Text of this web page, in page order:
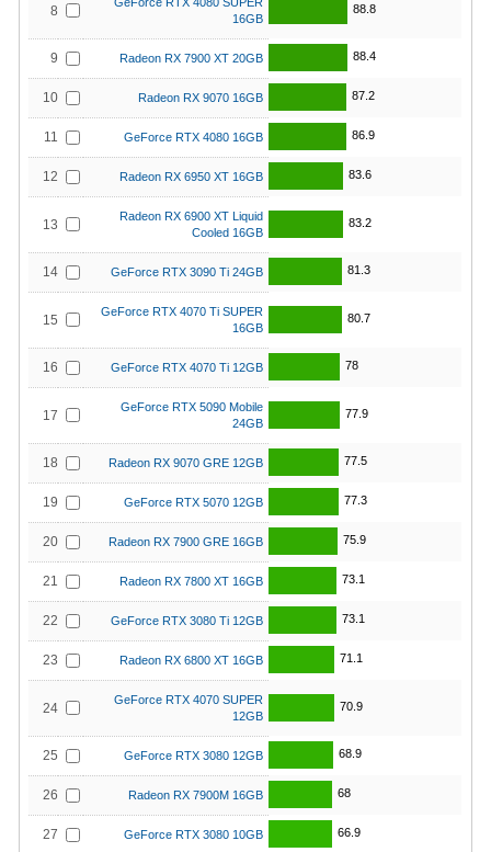
8
16GB
88.8
9 Radeon RX 7900 XT 20GB 88.4
10 Radeon RX 9070 16GB 87.2
11 GeForce RTX 4080 16GB 86.9
12 Radeon RX 6950 XT 16GB 83.6
13
Radeon RX 6900 XT Liquid
Cooled 16GB
83.2
14 GeForce RTX 3090 Ti 24GB 81.3
15
GeForce RTX 4070 Ti SUPER
16GB
80.7
16 GeForce RTX 4070 Ti 12GB 78
17
GeForce RTX 5090 Mobile
24GB
77.9
18 Radeon RX 9070 GRE 12GB 77.5
19 GeForce RTX 5070 12GB 77.3
20 Radeon RX 7900 GRE 16GB 75.9
21 Radeon RX 7800 XT 16GB 73.1
22 GeForce RTX 3080 Ti 12GB 73.1
23 Radeon RX 6800 XT 16GB 71.1
24
GeForce RTX 4070 SUPER
12GB
70.9
25 GeForce RTX 3080 12GB 68.9
26 Radeon RX 7900M 16GB 68
27 GeForce RTX 3080 10GB 66.9